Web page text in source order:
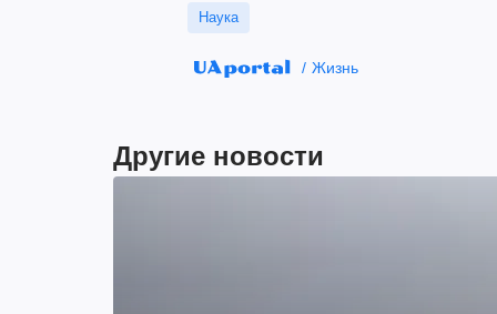
Наука
Жизнь
Другие новости